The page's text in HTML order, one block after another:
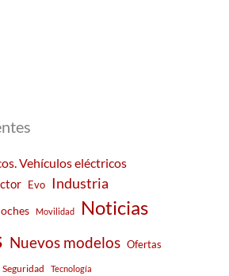
Vehículos eléctricos
Evo Industria
Movilidad Noticias
Nuevos modelos Ofertas
Seguridad Tecnología